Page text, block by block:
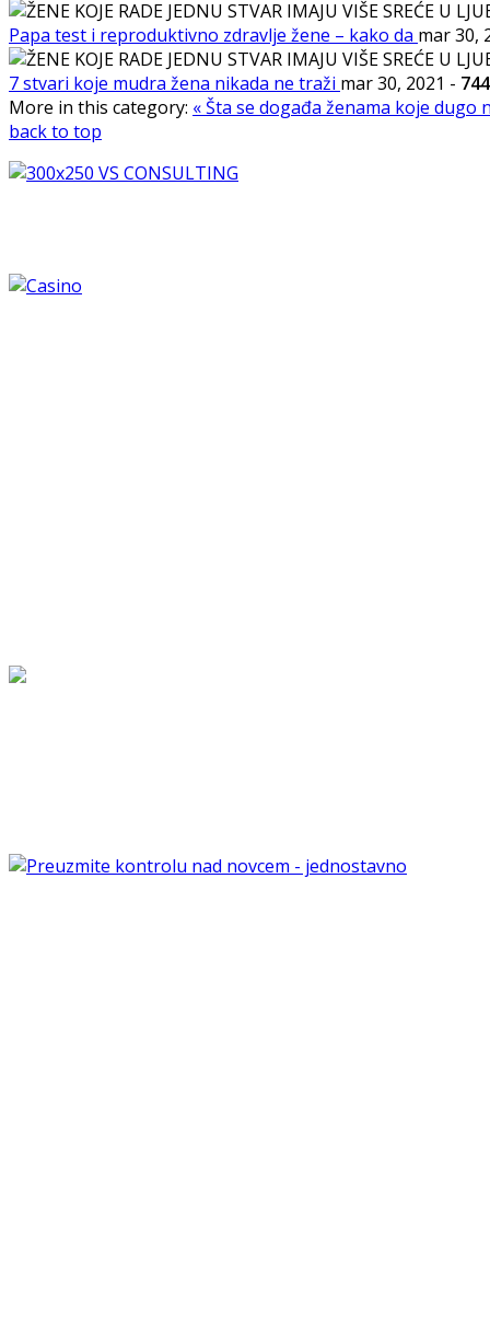
Papa test i reproduktivno zdravlje žene – kako da mar 30,
7 stvari koje mudra žena nikada ne traži mar 30, 2021 - 744
More in this category: « Šta se događa ženama koje dugo
back to top